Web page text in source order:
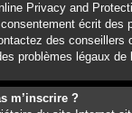
Privacy and
écrit des
des conseillers
problèmes légaux
m’inscrire ?